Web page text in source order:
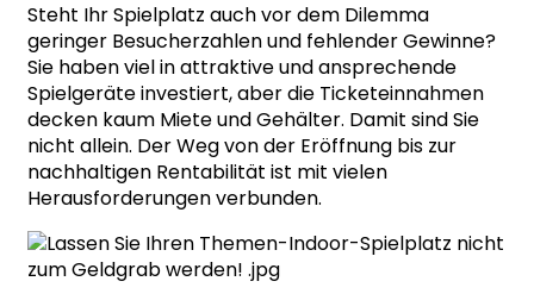
Steht Ihr Spielplatz auch vor dem Dilemma
geringer Besucherzahlen und fehlender Gewinne?
Sie haben viel in attraktive und ansprechende
Spielgeräte investiert, aber die Ticketeinnahmen
decken kaum Miete und Gehälter. Damit sind Sie
nicht allein. Der Weg von der Eröffnung bis zur
nachhaltigen Rentabilität ist mit vielen
Herausforderungen verbunden.